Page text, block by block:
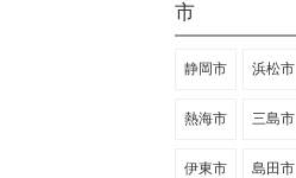
市
静岡市 浜松市
熱海市 三島市
伊東市 島田市